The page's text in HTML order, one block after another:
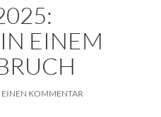
EINEM
EINEN KOMMENTAR